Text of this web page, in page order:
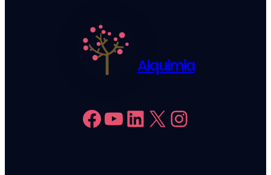
Alquimia
Facebook YouTube LinkedIn X Instagram